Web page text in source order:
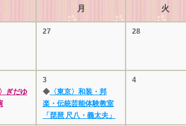
月 火
27 28
ぎだゆ
3
◆ 〈東京〉和装・邦
楽・伝統芸能体験教室
「琵琶 尺八・義太夫」
4